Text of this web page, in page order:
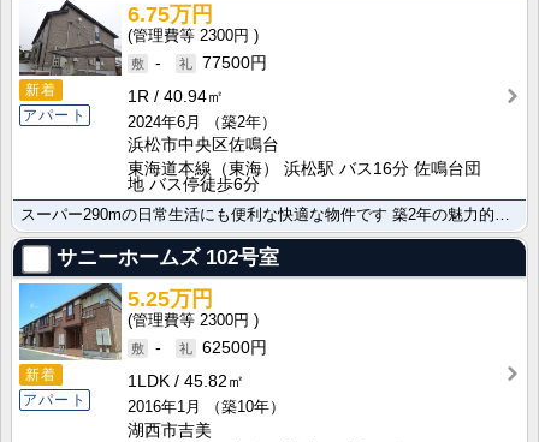
新着
アパート
6.75万円
2300円
-
77500円
1R
40.94㎡
2024年6月
（築2年）
浜松市中央区佐鳴台
東海道本線（東海） 浜松駅 バス16分 佐鳴台団
地 バス停徒歩6分
スーパー290mの日常生活にも便利な快適な物件です 築2年の魅力的なお部屋はこちら。ＩＨクッキングヒ･･･
サニーホームズ102号室
新着
アパート
5.25万円
2300円
-
62500円
1LDK
45.82㎡
2016年1月
（築10年）
湖西市吉美